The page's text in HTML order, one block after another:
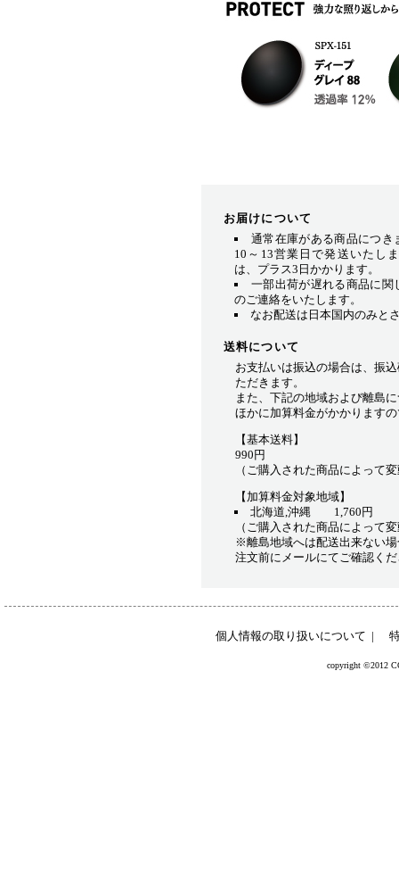
お届けについて
通常在庫がある商品につき
10～13営業日で発送いたし
は、プラス3日かかります。
一部出荷が遅れる商品に関
のご連絡をいたします。
なお配送は日本国内のみと
送料について
お支払いは振込の場合は、振
ただきます。
また、下記の地域および離島
ほかに加算料金がかかります
【基本送料】
990円
（ご購入された商品によって
【加算料金対象地域】
北海道,沖縄 1,760円
（ご購入された商品によって
※離島地域へは配送出来ない
注文前にメールにてご確認く
個人情報の取り扱いについて
copyright ©2012